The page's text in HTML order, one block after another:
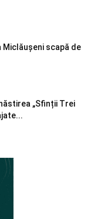
scapă de
„Sfinții Trei